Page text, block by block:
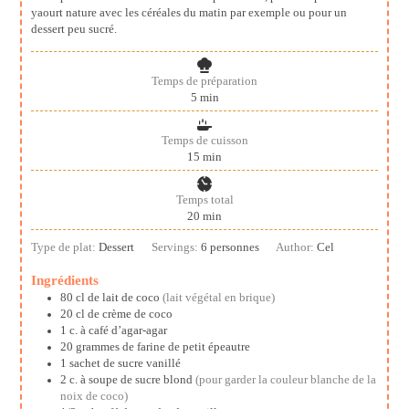
yaourt nature avec les céréales du matin par exemple ou pour un
dessert peu sucré.
Temps de préparation
5minutes
min
Temps de cuisson
15 minutes
min
Temps total
20 minutes
min
Type de plat:Dessert Servings: 6 personnes Author: Cel
Ingrédients
80 cl de lait de coco(lait végétal en brique)
20 cl de crème de coco
1 c. à café d’agar-agar
20 grammes de farine de petit épeautre
1 sachet de sucre vanillé
2 c. à soupe de sucre blond (pour garder la couleur blanche de la
noix de coco)